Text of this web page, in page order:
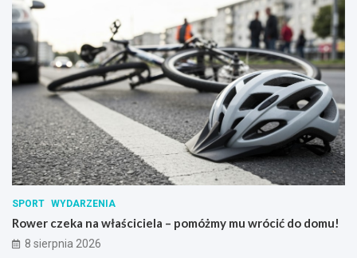
SPORT WYDARZENIA
Rower czeka na właściciela – pomóżmy mu wrócić do domu!
8 sierpnia 2026